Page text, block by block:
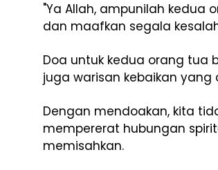
"Ya Allah, ampunilah kedua
dan maafkan segala
Doa untuk kedua orang tua
juga warisan kebaikan
Dengan mendoakan, kita
mempererat hubungan
memisahkan.